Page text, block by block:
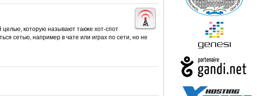
которую называют также хот-спот
сетью, например в чате или играх по сети, но не